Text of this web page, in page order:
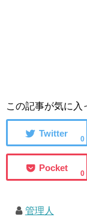
この記事が気に入
0
0
管理人